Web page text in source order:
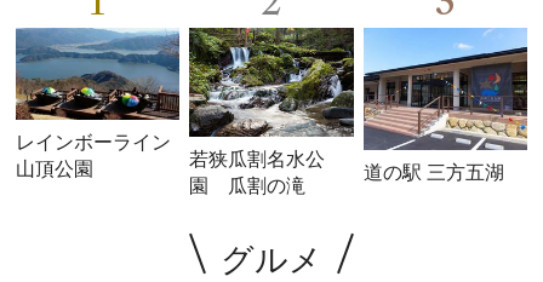
レインボーライン
山頂公園
若狭瓜割名水公
園 瓜割の滝
道の駅 三方五湖
グルメ